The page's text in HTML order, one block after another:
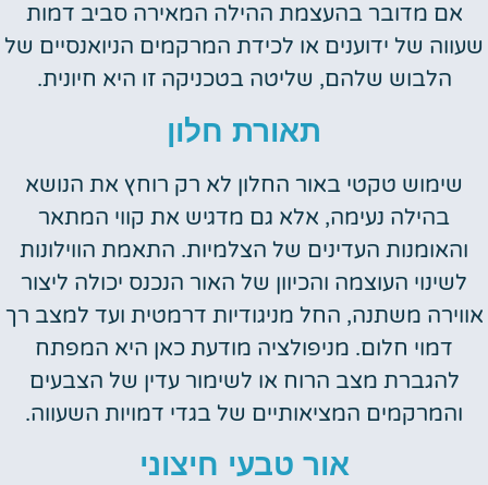
אם מדובר בהעצמת ההילה המאירה סביב דמות
שעווה של ידוענים או לכידת המרקמים הניואנסיים של
הלבוש שלהם, שליטה בטכניקה זו היא חיונית.
תאורת חלון
שימוש טקטי באור החלון לא רק רוחץ את הנושא
בהילה נעימה, אלא גם מדגיש את קווי המתאר
והאומנות העדינים של הצלמיות. התאמת הווילונות
לשינוי העוצמה והכיוון של האור הנכנס יכולה ליצור
אווירה משתנה, החל מניגודיות דרמטית ועד למצב רך
דמוי חלום. מניפולציה מודעת כאן היא המפתח
להגברת מצב הרוח או לשימור עדין של הצבעים
והמרקמים המציאותיים של בגדי דמויות השעווה.
אור טבעי חיצוני